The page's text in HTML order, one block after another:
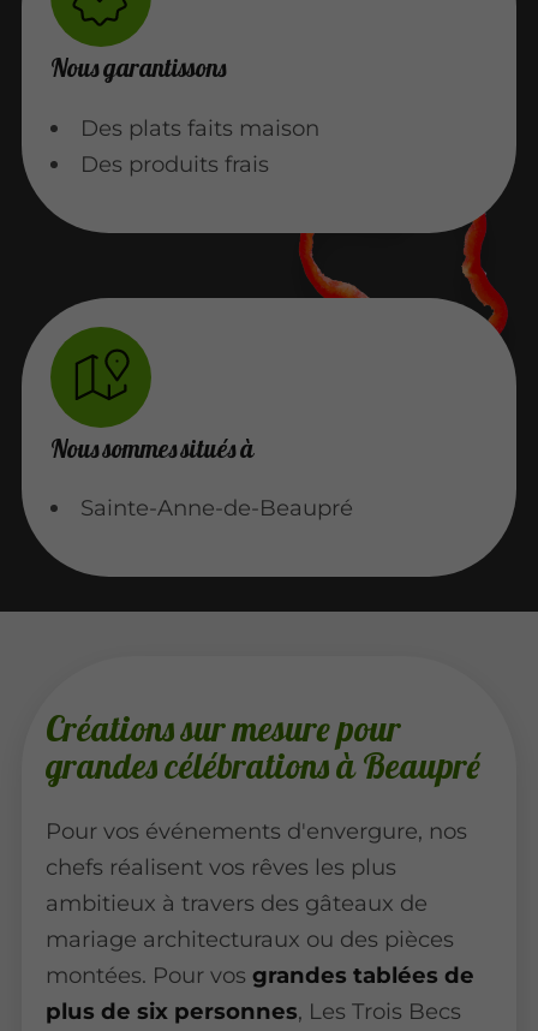
Nous garantissons
Des plats faits maison
Des produits frais
Nous sommes situés à
Sainte-Anne-de-Beaupré
Créations sur mesure pour
grandes célébrations à Beaupré
Pour vos événements d'envergure, nos
chefs réalisent vos rêves les plus
ambitieux à travers des gâteaux de
mariage architecturaux ou des pièces
montées. Pour vos grandes tablées de
plus de six personnes, Les Trois Becs